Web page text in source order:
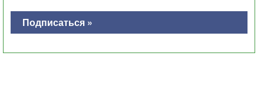
Подписаться »